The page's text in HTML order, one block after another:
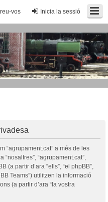
Inicia la sessió
vos
“agrupament.cat” a més de les
“agrupament.cat”,
(a partir d’ara “ells”, “el phpBB”,
Teams”) utilitzen la informació
(a partir d’ara “la vostra